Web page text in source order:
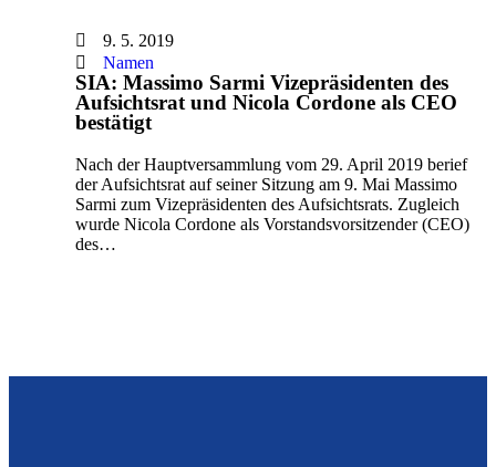
9. 5. 2019
Namen
SIA: Massimo Sarmi Vizepräsidenten des
Aufsichtsrat und Nicola Cordone als CEO
bestätigt
Nach der Hauptversammlung vom 29. April 2019 berief
der Aufsichtsrat auf seiner Sitzung am 9. Mai Massimo
Sarmi zum Vizepräsidenten des Aufsichtsrats. Zugleich
wurde Nicola Cordone als Vorstandsvorsitzender (CEO)
des…